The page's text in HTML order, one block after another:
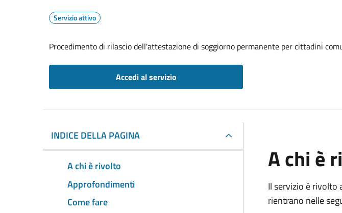
Servizio attivo
Procedimento di rilascio dell'attestazione di soggiorno permanente per cittadini
Accedi al servizio
INDICE DELLA PAGINA
A chi è rivolto
Approfondimenti
Come fare
A chi è
Il servizio è rivolto
rientrano nelle